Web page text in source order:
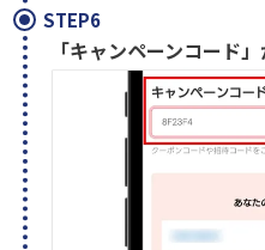
STEP6
「キャンペーンコード